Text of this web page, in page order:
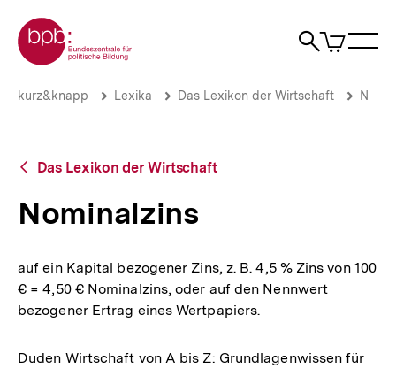
zum
Seiteninhalt
springen
Zur Startseite der bpb
Suche
Artikel
im
Nominalzins
Brotkrümelnavigation
Pfadnavigation
kurz&knapp Lexika Das Lexikon der Wirtschaft N
Zurück
Übersicht
Das Lexikon der Wirtschaft
Nominalzins
auf ein Kapital bezogener Zins, z. B. 4,5 % Zins von 100
€ = 4,50 € Nominalzins, oder auf den Nennwert
bezogener Ertrag eines Wertpapiers.
Duden Wirtschaft von A bis Z: Grundlagenwissen für